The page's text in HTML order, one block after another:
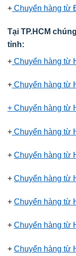
+ Chuyển hàng từ
Tại TP.HCM
tỉnh:
+ Chuyển hàng từ
+ Chuyển hàng từ
+ Chuyển hàng từ
+ Chuyển hàng từ
+ Chuyển hàng từ
+ Chuyển hàng từ
+ Chuyển hàng từ
+ Chuyển hàng từ
+ Chuyển hàng từ